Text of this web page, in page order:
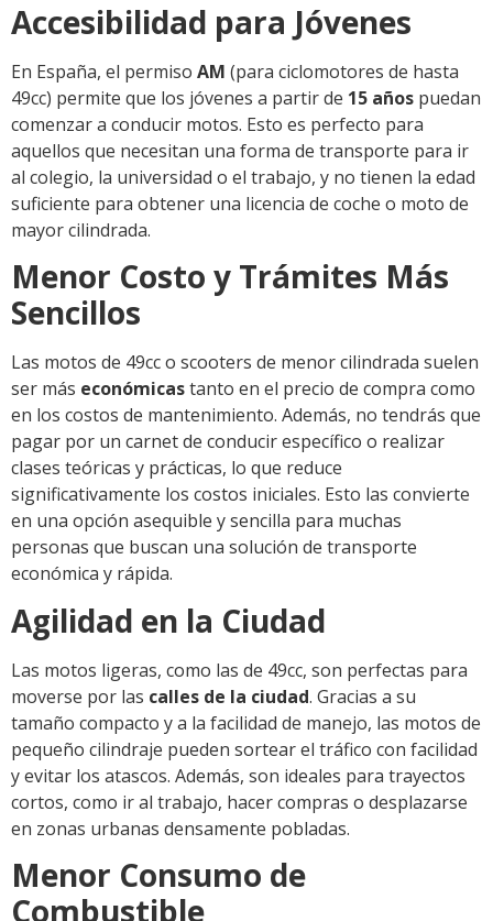
Accesibilidad para Jóvenes
En España, el permiso AM (para ciclomotores de hasta
49cc) permite que los jóvenes a partir de 15 años puedan
comenzar a conducir motos. Esto es perfecto para
aquellos que necesitan una forma de transporte para ir
al colegio, la universidad o el trabajo, y no tienen la edad
suficiente para obtener una licencia de coche o moto de
mayor cilindrada.
Menor Costo y Trámites Más
Sencillos
Las motos de 49cc o scooters de menor cilindrada suelen
ser más económicastanto en el precio de compra como
en los costos de mantenimiento. Además, no tendrás que
pagar por un carnet de conducir específico o realizar
clases teóricas y prácticas, lo que reduce
significativamente los costos iniciales. Esto las convierte
en una opción asequible y sencilla para muchas
personas que buscan una solución de transporte
económica y rápida.
Agilidad en la Ciudad
Las motos ligeras, como las de 49cc, son perfectas para
moverse por las calles de la ciudad. Gracias a su
tamaño compacto y a la facilidad de manejo, las motos de
pequeño cilindraje pueden sortear el tráfico con facilidad
y evitar los atascos. Además, son ideales para trayectos
cortos, como ir al trabajo, hacer compras o desplazarse
en zonas urbanas densamente pobladas.
Menor Consumo de
Combustible